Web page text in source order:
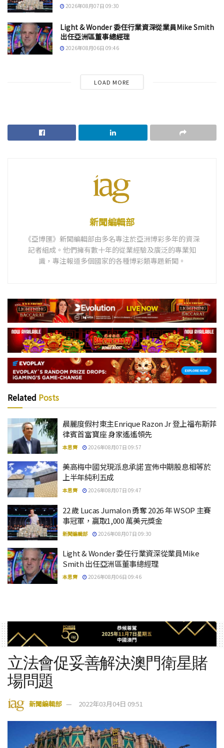
2026年08月07日 09:30
Light & Wonder 委任行業資深從業員Mike Smith
出任亞洲區董事總經理
2026年08月06日 09:46
LOAD MORE
新聞編輯部
《亞博匯》新聞編輯部由多名專注於亞洲博彩多年的資深
記者組成。他們擁有數十年的從業經驗及廣泛的專業知
識，專注報道多個國家的各種博彩類專題新聞。
Related Posts
晨麗度假村東主Enrique Razon Jr 登上福布斯菲
律賓首富寶座 身家遙遙領先
本思齊 2026年08月07日 09:57
美高梅中國兌現派息承諾 宣佈中期股息相等於
上半年純利五成
本思齊 2026年08月07日 09:47
22 歲 Lucas Jumalon 勇奪 2026 年 WSOP 主賽
事冠軍，贏取1,000 萬美元獎金
新聞編輯部 2026年08月07日 09:30
Light & Wonder 委任行業資深從業員Mike
Smith 出任亞洲區董事總經理
本思齊 2026年08月06日 09:46
立法會促妥善解決澳門衛星賭
場問題
新聞編輯部 2022年03月04日 09:51